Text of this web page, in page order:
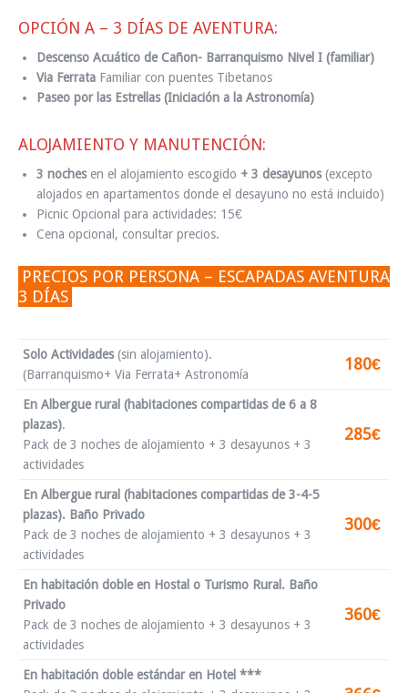
OPCIÓN A – 3 DÍAS DE AVENTURA:
Descenso Acuático de Cañon- Barranquismo Nivel I (familiar)
Via Ferrata Familiar con puentes Tibetanos
Paseo por las Estrellas (Iniciación a la Astronomía)
ALOJAMIENTO Y MANUTENCIÓN:
3 noches en el alojamiento escogido + 3 desayunos(excepto
alojados en apartamentos donde el desayuno no está incluido)
Picnic Opcional para actividades: 15€
Cena opcional, consultar precios.
PRECIOS POR PERSONA – ESCAPADAS AVENTURA
3 DÍAS
Solo Actividades(sin alojamiento).
(Barranquismo+ Via Ferrata+ Astronomía
180€
En Albergue rural (habitaciones compartidas de 6 a 8
plazas).
Pack de 3 noches de alojamiento + 3 desayunos + 3
actividades
285€
En Albergue rural (habitaciones compartidas de 3-4-5
plazas). Baño Privado
Pack de 3 noches de alojamiento + 3 desayunos + 3
actividades
300€
En habitación doble en Hostal o Turismo Rural. Baño
Privado
Pack de 3 noches de alojamiento + 3 desayunos + 3
actividades
360€
En habitación doble estándar en Hotel ***